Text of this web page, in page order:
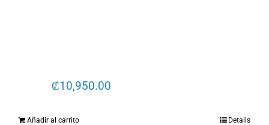
₡10,950.00
Añadir al carrito Details